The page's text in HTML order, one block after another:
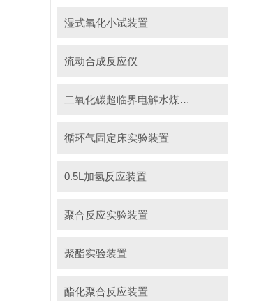
湿式氧化小试装置
流动合成反应仪
二氧化碳超临界电解水煤浆制甲烷装置
循环气固定床实验装置
0.5L加氢反应装置
聚合反应实验装置
聚酯实验装置
酯化聚合反应装置